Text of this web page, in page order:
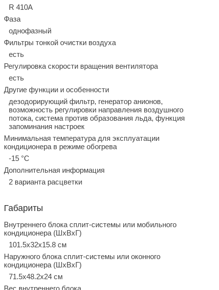
R 410A
Фаза
однофазный
Фильтры тонкой очистки воздуха
есть
Регулировка скорости вращения вентилятора
есть
Другие функции и особенности
дезодорирующий фильтр, генератор анионов,
возможность регулировки направления воздушного
потока, система против образования льда, функция
запоминания настроек
Минимальная температура для эксплуатации
кондиционера в режиме обогрева
-15 °С
Дополнительная информация
2 варианта расцветки
Габариты
Внутреннего блока сплит-системы или мобильного
кондиционера (ШxВxГ)
101.5x32x15.8 см
Наружного блока сплит-системы или оконного
кондиционера (ШxВxГ)
71.5x48.2x24 см
Вес внутреннего блока